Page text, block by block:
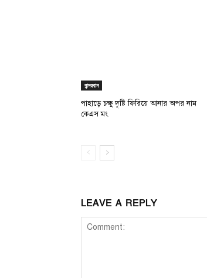
বান্দরবান
পাহাড়ে চক্ষু দৃষ্টি ফিরিয়ে আনার অপর নাম
কেএস মং
LEAVE A REPLY